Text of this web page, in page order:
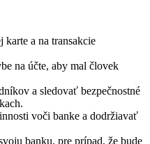
a na transakcie
na účte, aby mal človek
a sledovať bezpečnostné
voči banke a dodržiavať
banku, pre prípad, že bude